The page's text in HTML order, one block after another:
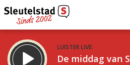
LUISTER LIVE:
De middag van